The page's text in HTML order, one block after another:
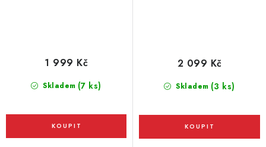
Skladem (7 ks)
1 999 Kč
Skladem (3 ks)
2 099 Kč